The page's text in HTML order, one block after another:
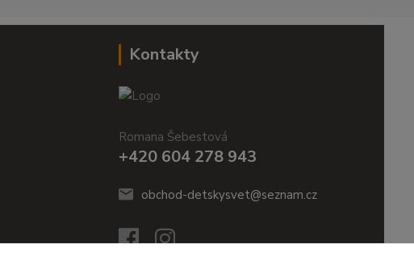
Kontakty
Romana Šebestová
+420 604 278 943
obchod-detskysvet@seznam.cz